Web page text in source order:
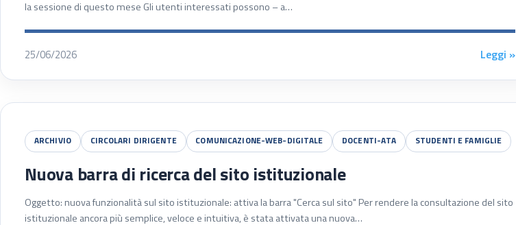
la sessione di questo mese Gli utenti interessati possono – a…
25/06/2026 Leggi »
ARCHIVIO CIRCOLARI DIRIGENTE COMUNICAZIONE-WEB-DIGITALE DOCENTI-ATA STUDENTI E FAMIGLIE
Nuova barra di ricerca del sito istituzionale
Oggetto: nuova funzionalità sul sito istituzionale: attiva la barra "Cerca sul sito" Per rendere la consultazione del sito
istituzionale ancora più semplice, veloce e intuitiva, è stata attivata una nuova…